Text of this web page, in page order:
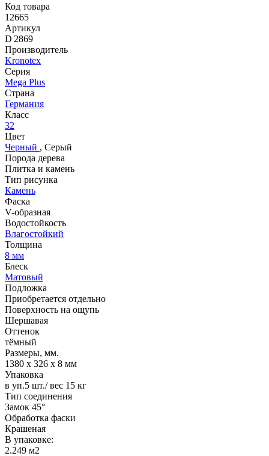
Код товара
12665
Артикул
D 2869
Производитель
Kronotex
Серия
Mega Plus
Страна
Германия
Класс
32
Цвет
Черный , Серый
Порода дерева
Плитка и камень
Тип рисунка
Камень
Фаска
V-образная
Водостойкость
Влагостойкий
Толщина
8 мм
Блеск
Матовый
Подложка
Приобретается отдельно
Поверхность на ощупь
Шершавая
Оттенок
тёмный
Размеры, мм.
1380 х 326 х 8 мм
Упаковка
в уп.5 шт./ вес 15 кг
Тип соединения
Замок 45°
Обработка фаски
Крашеная
В упаковке:
2.249 м2